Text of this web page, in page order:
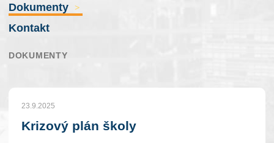
Dokumenty
>
Kontakt
DOKUMENTY
23.9.2025
Krizový plán školy